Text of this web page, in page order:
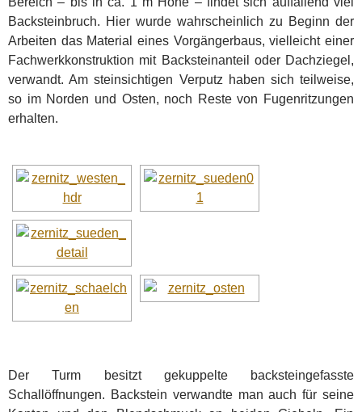
Backsteinbruch. Hier wurde wahrscheinlich zu Beginn der
Arbeiten das Material eines Vorgängerbaus, vielleicht einer
Fachwerkkonstruktion mit Backsteinanteil oder Dachziegel,
verwandt. Am steinsichtigen Verputz haben sich teilweise,
so im Norden und Osten, noch Reste von Fugenritzungen
erhalten.
Der Turm besitzt gekuppelte backsteingefasste
Schallöffnungen. Backstein verwandte man auch für seine